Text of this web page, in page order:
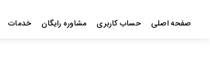
صفحه اصلی حساب کاربری مشاوره رایگان خدمات